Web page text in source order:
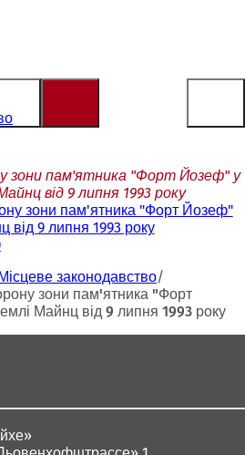
зони пам'ятника "Форт Йозеф" у
від 9 липня 1993 року
зони пам'ятника "Форт Йозеф"
від 9 липня 1993 року
законодавство
зони пам'ятника "Форт
Майнц від 9 липня 1993 року